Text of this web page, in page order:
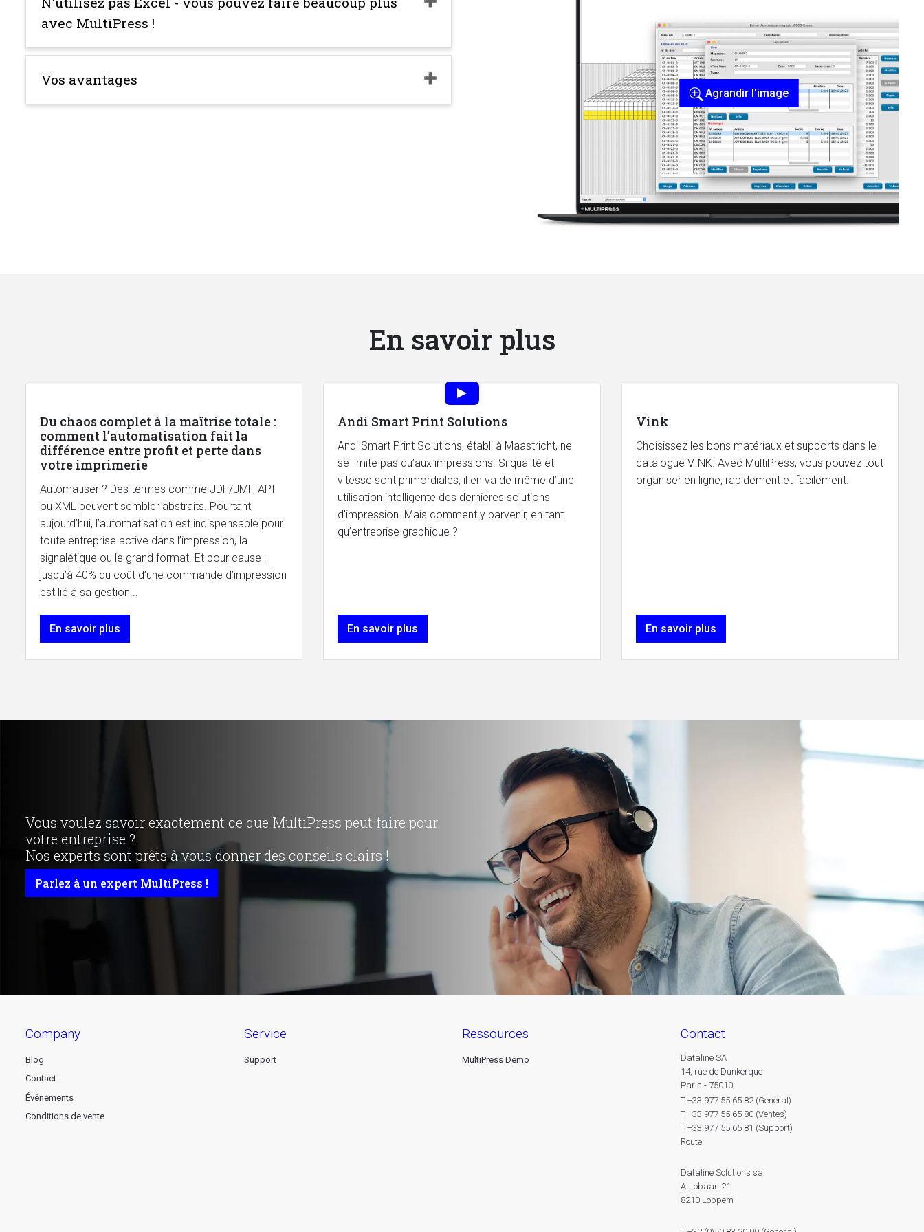
avec MultiPress !
Vos avantages
Agrandir l'image
En savoir plus
Du chaos complet à la maîtrise totale :
comment l’automatisation fait la
différence entre profit et perte dans
votre imprimerie
Automatiser ? Des termes comme JDF/JMF, API
ou XML peuvent sembler abstraits. Pourtant,
aujourd’hui, l’automatisation est indispensable pour
toute entreprise active dans l’impression, la
signalétique ou le grand format. Et pour cause :
jusqu’à 40% du coût d’une commande d’impression
est lié à sa gestion...
En savoir plus
Andi Smart Print Solutions
Andi Smart Print Solutions, établi à Maastricht, ne
se limite pas qu’aux impressions. Si qualité et
vitesse sont primordiales, il en va de même d’une
utilisation intelligente des dernières solutions
d'impression. Mais comment y parvenir, en tant
qu’entreprise graphique ?
En savoir plus
Vink
Choisissez les bons matériaux et supports dans le
catalogue VINK. Avec MultiPress, vous pouvez tout
organiser en ligne, rapidement et facilement.
En savoir plus
Vous voulez savoir exactement ce que MultiPress peut faire pour
votre entreprise ?
Nos experts sont prêts à vous donner des conseils clairs !
Parlez à un expert MultiPress !
company
Blog
Contact
Événements
Conditions de vente
service
Support
ressources
MultiPress Demo
contact
Dataline SA
14, rue de Dunkerque
Paris - 75010
T +33 977 55 65 82 (General)
T +33 977 55 65 80 (Ventes)
T +33 977 55 65 81 (Support)
Route
Dataline Solutions sa
Autobaan 21
8210 Loppem